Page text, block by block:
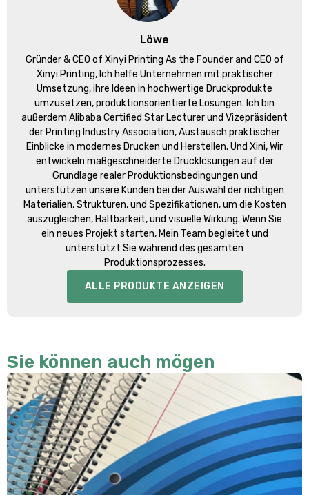
Löwe
Gründer &CEO of Xinyi Printing As the Founder and CEO of
Xinyi Printing, Ich helfe Unternehmen mit praktischer
Umsetzung, ihre Ideen in hochwertige Druckprodukte
umzusetzen, produktionsorientierte Lösungen. Ich bin
außerdem Alibaba Certified Star Lecturer und Vizepräsident
der Printing Industry Association, Austausch praktischer
Einblicke in modernes Drucken und Herstellen. Und Xini, Wir
entwickeln maßgeschneiderte Drucklösungen auf der
Grundlage realer Produktionsbedingungen und
unterstützen unsere Kunden bei der Auswahl der richtigen
Materialien, Strukturen, und Spezifikationen, um die Kosten
auszugleichen, Haltbarkeit, und visuelle Wirkung. Wenn Sie
ein neues Projekt starten, Mein Team begleitet und
unterstützt Sie während des gesamten
Produktionsprozesses.
ALLE PRODUKTE ANZEIGEN
Sie können auch mögen